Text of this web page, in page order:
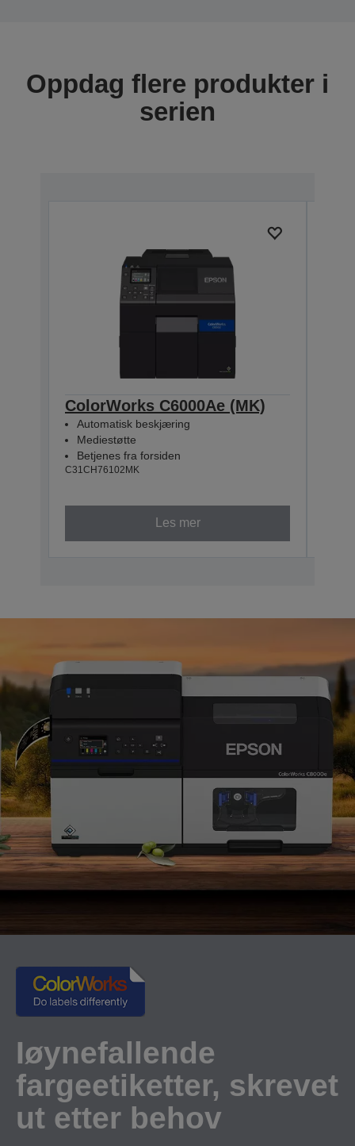
Oppdag flere produkter i
serien
ColorWorks C6000Ae (MK)
Automatisk beskjæring
Mediestøtte
Betjenes fra forsiden
C31CH76102MK
Les mer
Iøynefallende
fargeetiketter, skrevet
ut etter behov